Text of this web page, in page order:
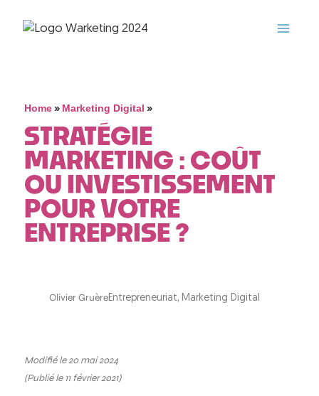
Home» Marketing Digital »
STRATÉGIE
MARKETING : COÛT
OU INVESTISSEMENT
POUR VOTRE
ENTREPRISE ?
Olivier GruèreEntrepreneuriat, Marketing Digital
Modifié le 20 mai 2024
(Publié le 11 février 2021)